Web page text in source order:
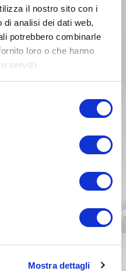
il nostro sito con i
analisi dei dati web,
potrebbero combinarle
loro o che hanno
servizi.
Mostra dettagli
YAMAHA WRF 400 Anno 1999